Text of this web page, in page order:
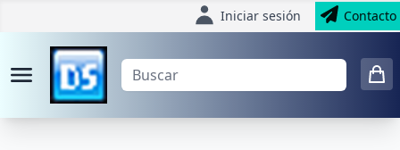
Iniciar sesión Contacto